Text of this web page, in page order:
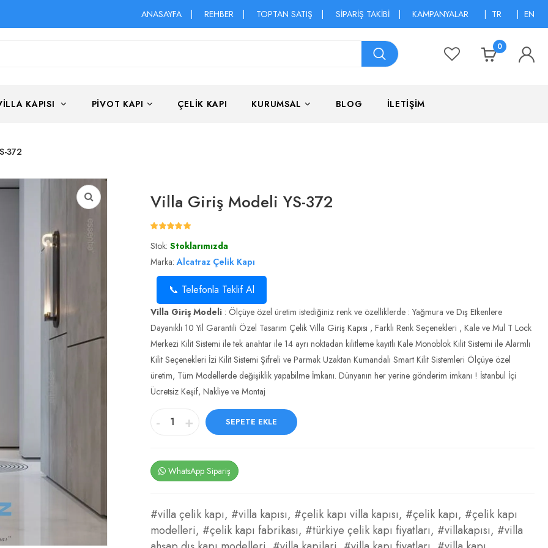
ANASAYFA REHBER TOPTAN SATIŞ SİPARİŞ TAKİBİ KAMPANYALAR TR EN
0
KAPISI PIVOT KAPI ÇELIK KAPI KURUMSAL BLOG İLETİŞİM
372
Villa Giriş Modeli YS-372
Stok:Stoklarımızda
Marka:Alcatraz Çelik Kapı
📞 Telefonla Teklif Al
Villa Giriş Modeli : Ölçüye özel üretim istediğiniz renk ve özelliklerde : Yağmura ve Dış Etkenlere
Dayanıklı 10 Yıl Garantili Özel Tasarım Çelik Villa Giriş Kapısı , Farklı Renk Seçenekleri , Kale ve Mul T Lock
Merkezi Kilit Sistemi ile tek anahtar ile 14 ayrı noktadan kilitleme kayıtlı Kale Monoblok Kilit Sistemi ile Alarmlı
Kilit Seçenekleri İzi Kilit Sistemi Şifreli ve Parmak Uzaktan Kumandalı Smart Kilit Sistemleri Ölçüye özel
üretim, Tüm Modellerde değişiklik yapabilme İmkanı. Dünyanın her yerine gönderim imkanı ! İstanbul İçi
Ücretsiz Keşif, Nakliye ve Montaj
- + SEPETE EKLE
WhatsApp Sipariş
#villa çelik kapı, #villa kapısı, #çelik kapı villa kapısı, #çelik kapı, #çelik kapı
modelleri, #çelik kapı fabrikası, #türkiye çelik kapı fiyatları, #villakapısı, #villa